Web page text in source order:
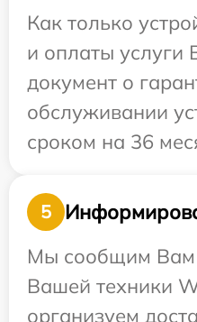
Как только
и оплаты услуги
документ о
обслуживании
сроком на 36
5
Мы сообщим Вам
Вашей техники
организуем